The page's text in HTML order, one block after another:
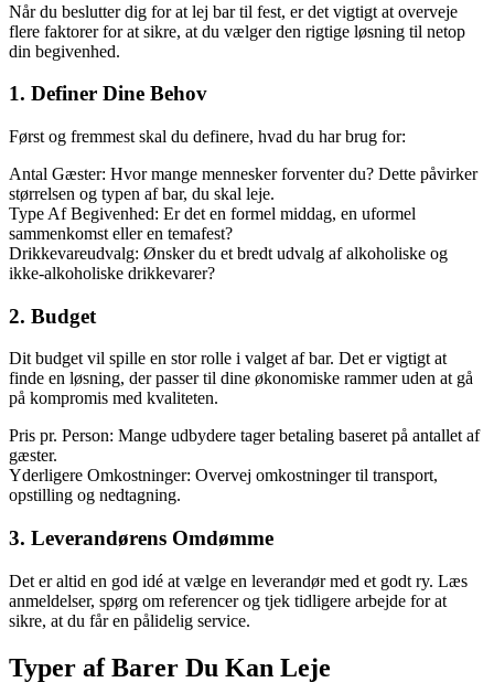
Når du beslutter dig for at lej bar til fest, er det vigtigt at overveje
flere faktorer for at sikre, at du vælger den rigtige løsning til netop
din begivenhed.
1. Definer Dine Behov
Først og fremmest skal du definere, hvad du har brug for:
Antal Gæster: Hvor mange mennesker forventer du? Dette påvirker
størrelsen og typen af bar, du skal leje.
Type Af Begivenhed: Er det en formel middag, en uformel
sammenkomst eller en temafest?
Drikkevareudvalg: Ønsker du et bredt udvalg af alkoholiske og
ikke-alkoholiske drikkevarer?
2. Budget
Dit budget vil spille en stor rolle i valget af bar. Det er vigtigt at
finde en løsning, der passer til dine økonomiske rammer uden at gå
på kompromis med kvaliteten.
Pris pr. Person: Mange udbydere tager betaling baseret på antallet af
gæster.
Yderligere Omkostninger: Overvej omkostninger til transport,
opstilling og nedtagning.
3. Leverandørens Omdømme
Det er altid en god idé at vælge en leverandør med et godt ry. Læs
anmeldelser, spørg om referencer og tjek tidligere arbejde for at
sikre, at du får en pålidelig service.
Typer af Barer Du Kan Leje